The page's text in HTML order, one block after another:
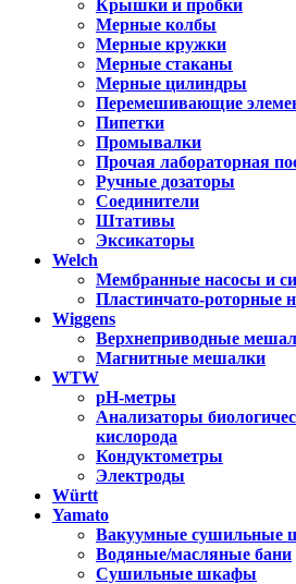
Крышки и пробки
Мерные колбы
Мерные кружки
Мерные стаканы
Мерные цилиндры
Перемешивающие
Пипетки
Промывалки
Прочая лабораторная
Ручные дозаторы
Соединители
Штативы
Эксикаторы
Welch
Мембранные насосы и
Пластинчато-роторные
Wiggens
Верхнеприводные
Магнитные мешалки
WTW
pH-метры
Анализаторы
кислорода
Кондуктометры
Электроды
Württ
Yamato
Вакуумные сушильные
Водяные/масляные бани
Сушильные шкафы